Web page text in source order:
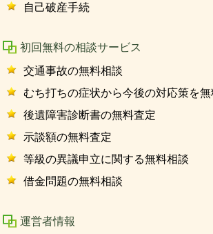
自己破産手続
初回無料の相談サービス
交通事故の無料相談
むち打ちの症状から今後の対応策を
後遺障害診断書の無料査定
示談額の無料査定
等級の異議申立に関する無料相談
借金問題の無料相談
運営者情報